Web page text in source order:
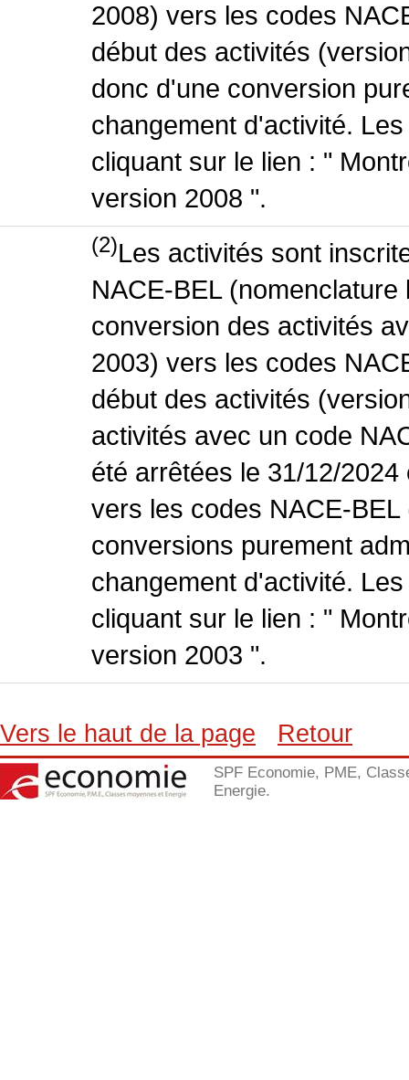
2008) vers les codes
début des activités
donc d'une conversion
changement d'activité.
cliquant sur le lien : "
version 2008 ".
(2)Les activités sont
NACE-BEL
conversion des activités
2003) vers les codes
début des activités
activités avec un code
été arrêtées le 31/12/
vers les codes NACE-
conversions purement
changement d'activité.
cliquant sur le lien : "
version 2003 ".
Vers le haut de la page Retour
SPF Economie, PME,
Energie.